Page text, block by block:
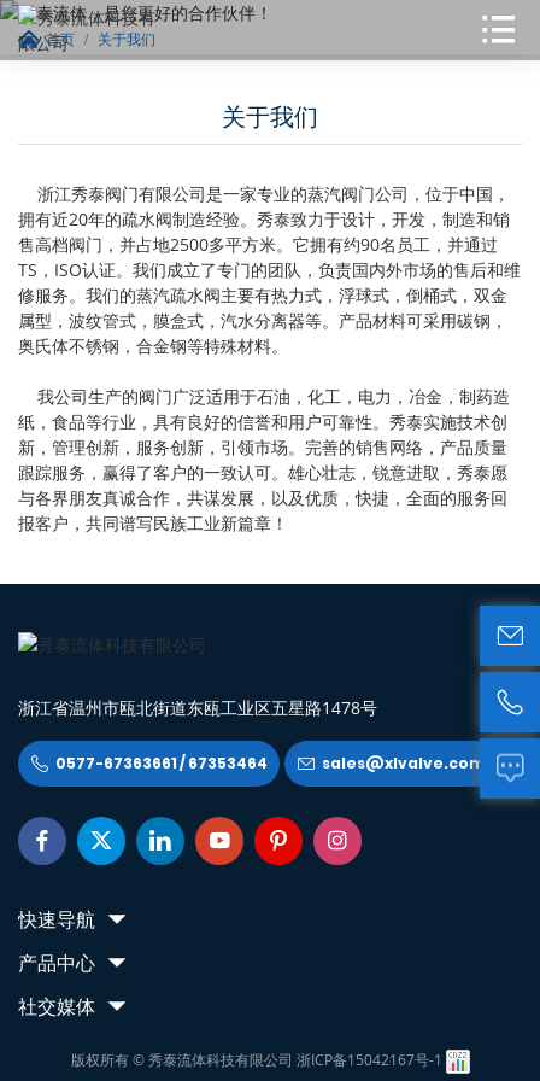
首页 关于我们
关于我们
浙江秀泰阀门有限公司是一家专业的蒸汽阀门公司，位于中国，
拥有近20年的疏水阀制造经验。秀泰致力于设计，开发，制造和销
售高档阀门，并占地2500多平方米。它拥有约90名员工，并通过
TS，ISO认证。我们成立了专门的团队，负责国内外市场的售后和维
修服务。我们的蒸汽疏水阀主要有热力式，浮球式，倒桶式，双金
属型，波纹管式，膜盒式，汽水分离器等。产品材料可采用碳钢，
奥氏体不锈钢，合金钢等特殊材料。
我公司生产的阀门广泛适用于石油，化工，电力，冶金，制药造
纸，食品等行业，具有良好的信誉和用户可靠性。秀泰实施技术创
新，管理创新，服务创新，引领市场。完善的销售网络，产品质量
跟踪服务，赢得了客户的一致认可。雄心壮志，锐意进取，秀泰愿
与各界朋友真诚合作，共谋发展，以及优质，快捷，全面的服务回
报客户，共同谱写民族工业新篇章！
浙江省温州市瓯北街道东瓯工业区五星路1478号
 0577-67363661 / 67353464  sales@xlvalve.com
     
快速导航
产品中心
社交媒体
版权所有 © 秀泰流体科技有限公司 浙ICP备15042167号-1


